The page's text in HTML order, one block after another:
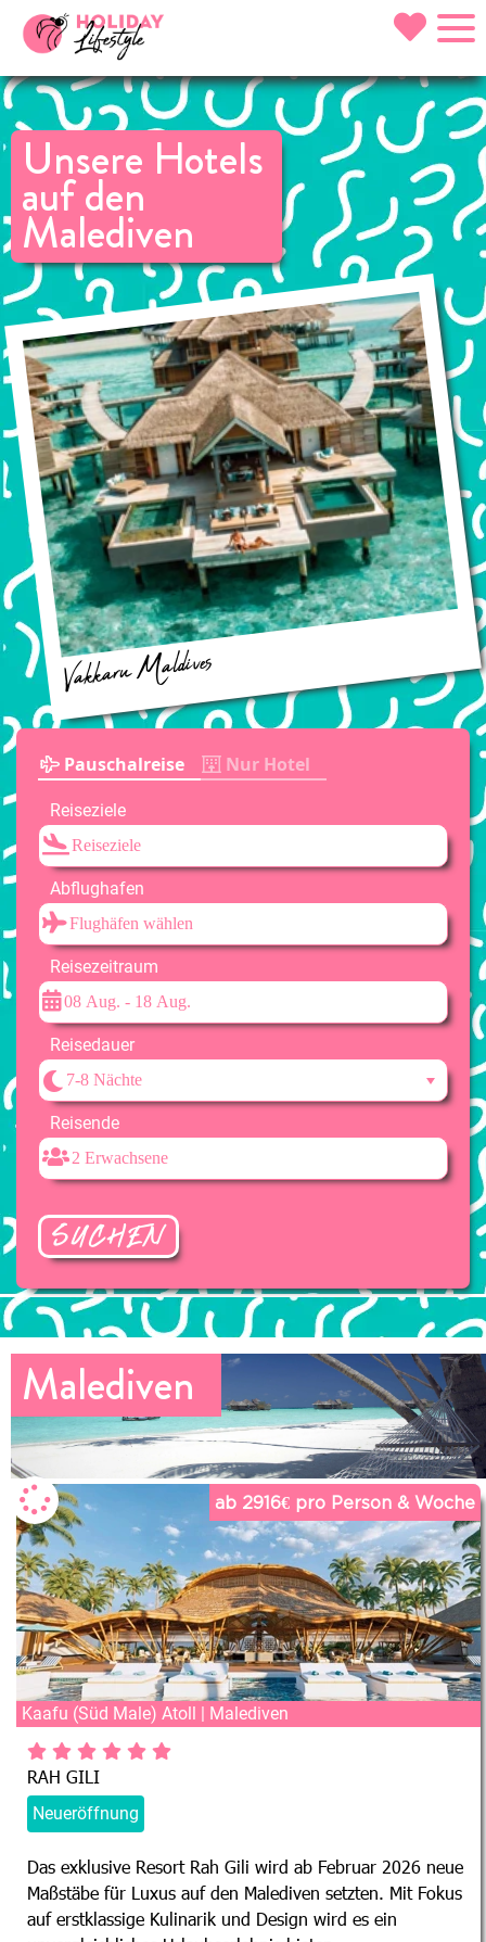
Unsere Hotels
auf den
Malediven
Vakkaru Maldives
Pauschalreise Nur Hotel
Reiseziele
Abflughafen
Reisezeitraum
Reisedauer
Reisende
SUCHEN
Malediven
ab 2916€ pro Person & Woche
Kaafu (Süd Male) Atoll | Malediven
RAH GILI
Neueröffnung
Das exklusive Resort Rah Gili wird ab Februar 2026 neue
Maßstäbe für Luxus auf den Malediven setzten. Mit Fokus
auf erstklassige Kulinarik und Design wird es ein